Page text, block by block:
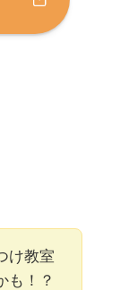
け教室
も！？